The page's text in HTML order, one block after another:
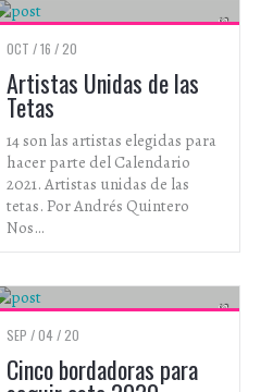
ARTISTAS
OCT / 16 / 20
Artistas Unidas de las
Tetas
14 son las artistas elegidas para
hacer parte del Calendario
2021. Artistas unidas de las
tetas. Por Andrés Quintero
Nos…
ARTISTAS
SEP / 04 / 20
Cinco bordadoras para